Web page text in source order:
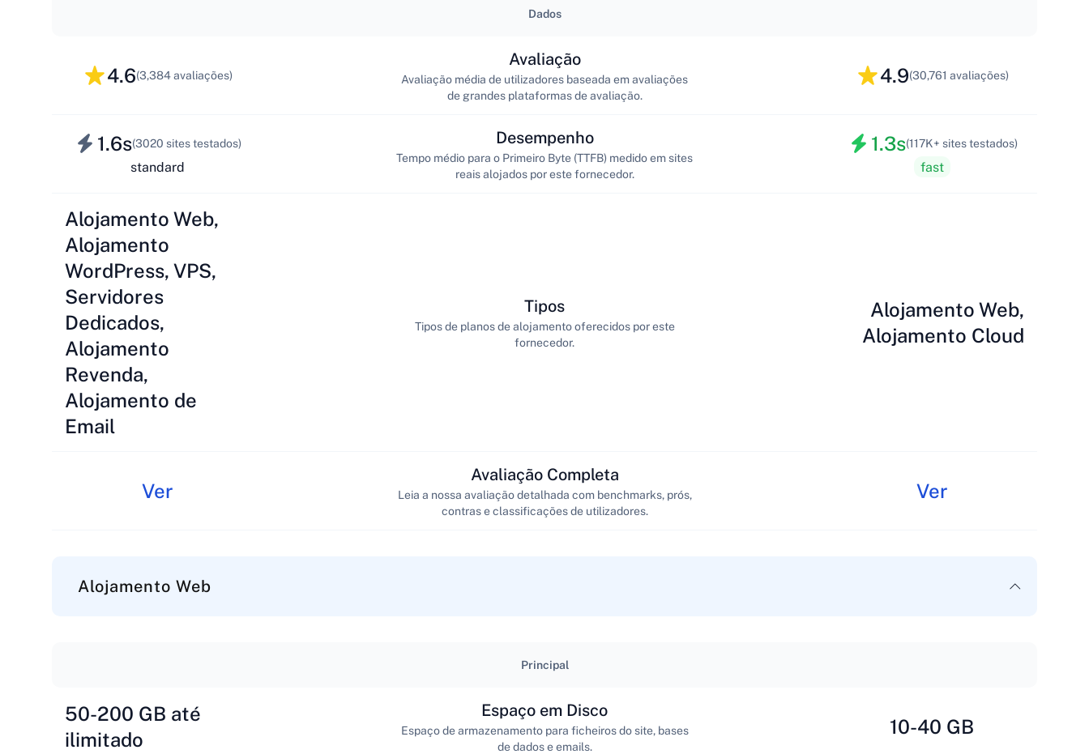
Dados
4.6(3,384 avaliações)
Avaliação
Avaliação média de utilizadores baseada em avaliações
de grandes plataformas de avaliação.
4.9(30,761 avaliações)
1.6s(3020 sites testados)
standard
Desempenho
Tempo médio para o Primeiro Byte (TTFB) medido em sites
reais alojados por este fornecedor.
1.3s(117K+ sites testados)
fast
Alojamento Web,
Alojamento
WordPress, VPS,
Servidores
Dedicados,
Alojamento
Revenda,
Alojamento de
Email
Tipos
Tipos de planos de alojamento oferecidos por este
fornecedor.
Alojamento Web,
Alojamento Cloud
Ver
Avaliação Completa
Leia a nossa avaliação detalhada com benchmarks, prós,
contras e classificações de utilizadores.
Ver
Alojamento Web
Principal
50-200 GB até
ilimitado
Espaço em Disco
Espaço de armazenamento para ficheiros do site, bases
de dados e emails.
10-40 GB